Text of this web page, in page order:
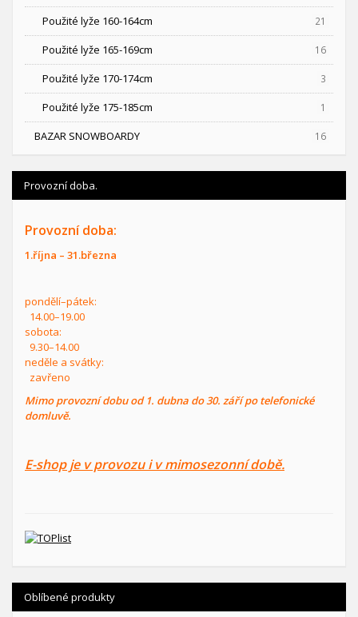
Použité lyže 160-164cm 21
Použité lyže 165-169cm 16
Použité lyže 170-174cm 3
Použité lyže 175-185cm 1
BAZAR SNOWBOARDY 16
Provozní doba.
Provozní doba:
1.října – 31.března
pondělí–pátek:
14.00–19.00
sobota:
9.30–14.00
neděle a svátky:
zavřeno
Mimo provozní dobu od 1. dubna do 30. září po telefonické
domluvě.
E-shop je v provozu i v mimosezonní době.
Oblíbené produkty